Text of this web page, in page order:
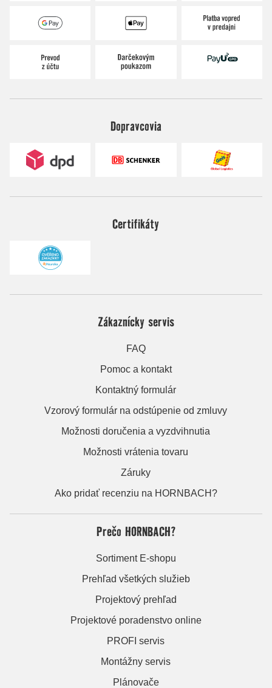
Dopravcovia
Certifikáty
Zákaznícky servis
FAQ
Pomoc a kontakt
Kontaktný formulár
Vzorový formulár na odstúpenie od zmluvy
Možnosti doručenia a vyzdvihnutia
Možnosti vrátenia tovaru
Záruky
Ako pridať recenziu na HORNBACH?
Prečo HORNBACH?
Sortiment E-shopu
Prehľad všetkých služieb
Projektový prehľad
Projektové poradenstvo online
PROFI servis
Montážny servis
Plánovače